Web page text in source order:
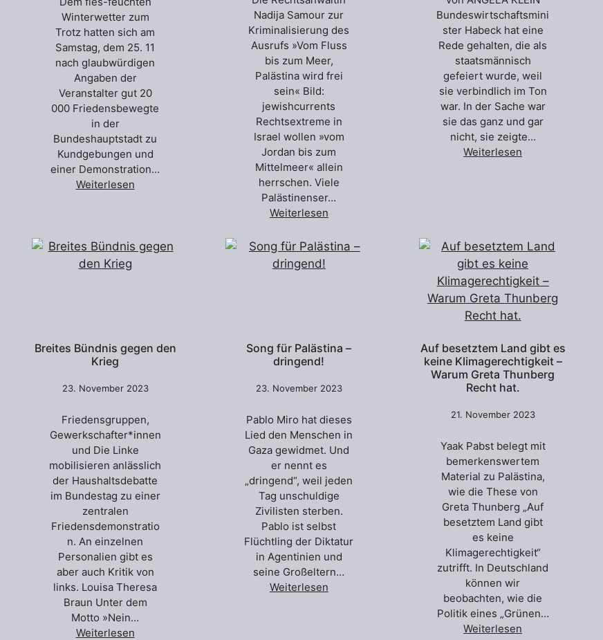
Winterwetter zum
Trotz hatten sich am
Samstag, dem 25. 11
nach glaubwürdigen
Angaben der
Veranstalter gut 20
000 Friedensbewegte
in der
Bundeshauptstadt zu
Kundgebungen und
einer Demonstration…
Weiterlesen
Nadija Samour zur
Kriminalisierung des
Ausrufs »Vom Fluss
bis zum Meer,
Palästina wird frei
sein« Bild:
jewishcurrents
Rechtsextreme in
Israel wollen »vom
Jordan bis zum
Mittelmeer« allein
herrschen. Viele
Palästinenser…
Weiterlesen
Bundeswirtschaftsmini
ster Habeck hat eine
Rede gehalten, die als
staatsmännisch
gefeiert wurde, weil
sie verbindlich im Ton
war. In der Sache war
sie das ganz und gar
nicht, sie zeigte…
Weiterlesen
Breites Bündnis gegen den
Krieg
23. November 2023
Friedensgruppen,
Gewerkschafter*innen
und Die Linke
mobilisieren anlässlich
der Haushaltsdebatte
im Bundestag zu einer
zentralen
Friedensdemonstratio
n. An einzelnen
Personalien gibt es
aber auch Kritik von
links. Louisa Theresa
Braun Unter dem
Motto »Nein…
Weiterlesen
Song für Palästina –
dringend!
23. November 2023
Pablo Miro hat dieses
Lied den Menschen in
Gaza gewidmet. Und
er nennt es
„dringend“, weil jeden
Tag unschuldige
Zivilisten sterben.
Pablo ist selbst
Flüchtling der Diktatur
in Agentinien und
seine Großeltern…
Weiterlesen
Auf besetztem Land gibt es
keine Klimagerechtigkeit –
Warum Greta Thunberg
Recht hat.
21. November 2023
Yaak Pabst belegt mit
bemerkenswertem
Material zu Palästina,
wie die These von
Greta Thunberg „Auf
besetztem Land gibt
es keine
Klimagerechtigkeit“
zutrifft. In Deutschland
können wir
beobachten, wie die
Politik eines „Grünen…
Weiterlesen